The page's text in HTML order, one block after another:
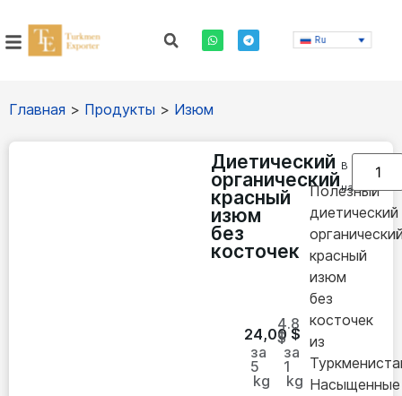
Ru
Главная > Продукты > Изюм
Диетический
органический
красный
изюм
без
косточек
24,00$
за
5
kg
4.8
$
за
1
kg
Полезный
диетический
красный
изюм
без
косточек
из
Насыщенные
В
наличии